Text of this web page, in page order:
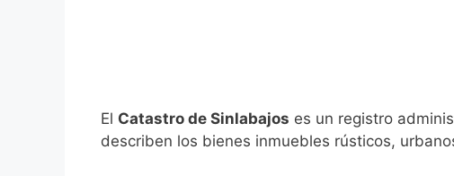
El Catastro de Sinlabajos es un registro
describen los bienes inmuebles rústicos,